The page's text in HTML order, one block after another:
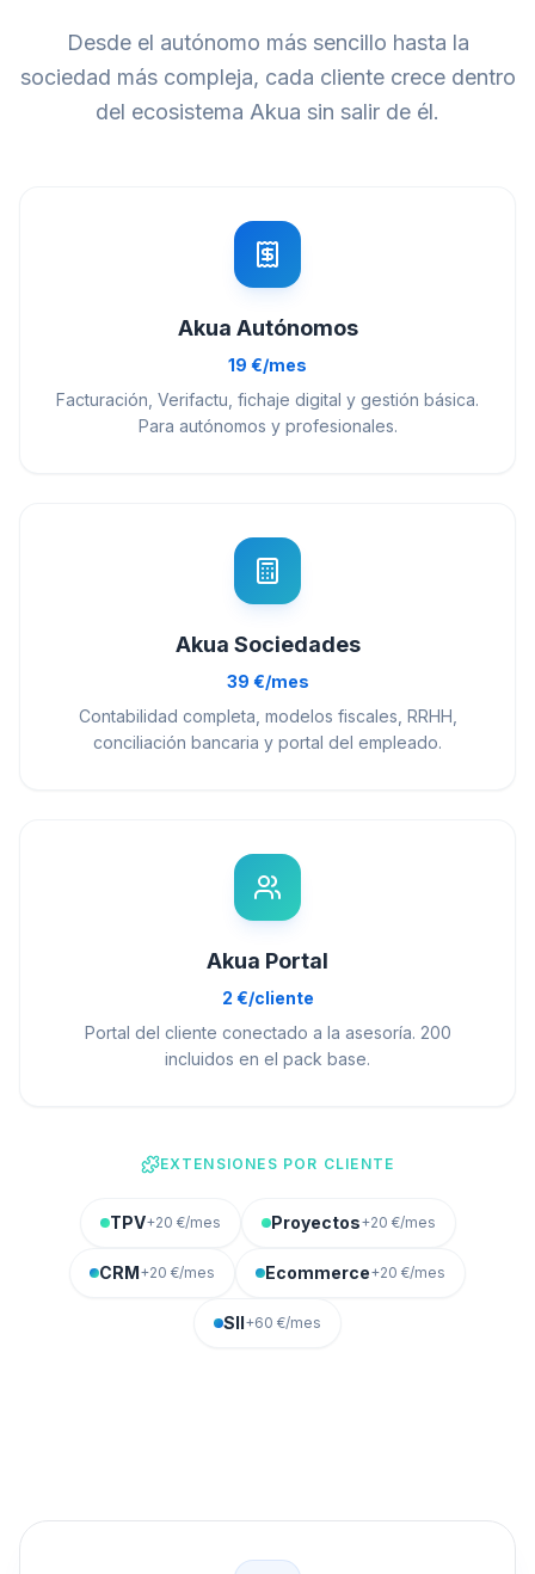
Desde el autónomo más sencillo hasta la
sociedad más compleja, cada cliente crece dentro
del ecosistema Akua sin salir de él.
Akua Autónomos
19 €/mes
Facturación, Verifactu, fichaje digital y gestión básica.
Para autónomos y profesionales.
Akua Sociedades
39 €/mes
Contabilidad completa, modelos fiscales, RRHH,
conciliación bancaria y portal del empleado.
Akua Portal
2 €/cliente
Portal del cliente conectado a la asesoría. 200
incluidos en el pack base.
EXTENSIONES POR CLIENTE
TPV+20 €/mes Proyectos+20 €/mes
CRM+20 €/mes Ecommerce+20 €/mes
SII+60 €/mes